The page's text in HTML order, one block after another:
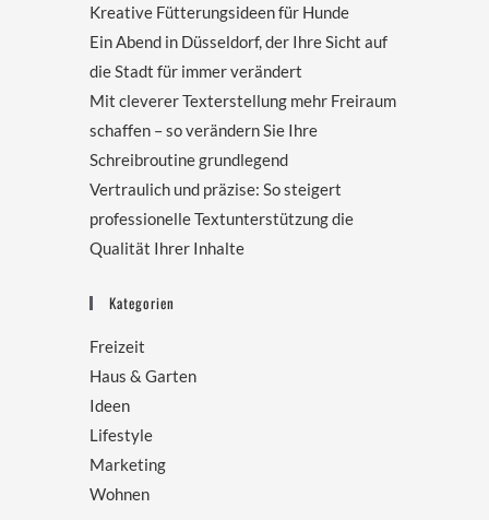
Kreative Fütterungsideen für Hunde
Ein Abend in Düsseldorf, der Ihre Sicht auf
die Stadt für immer verändert
Mit cleverer Texterstellung mehr Freiraum
schaffen – so verändern Sie Ihre
Schreibroutine grundlegend
Vertraulich und präzise: So steigert
professionelle Textunterstützung die
Qualität Ihrer Inhalte
Kategorien
Freizeit
Haus & Garten
Ideen
Lifestyle
Marketing
Wohnen